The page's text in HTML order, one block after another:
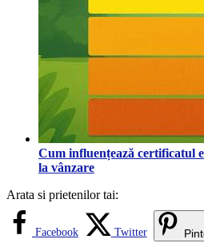
Cum influențează certificatul
la vânzare
Arata si prietenilor tai:
Facebook Twitter